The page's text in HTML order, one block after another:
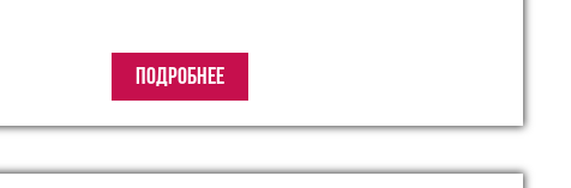
ПОДРОБНЕЕ